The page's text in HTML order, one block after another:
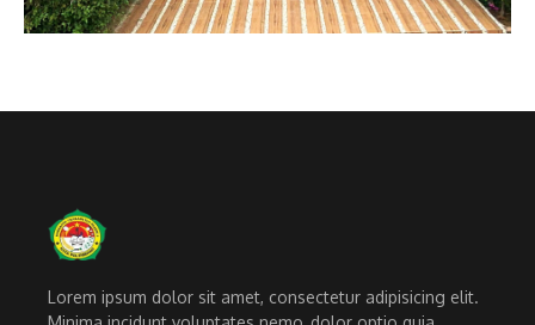
Lorem ipsum dolor sit amet, consectetur adipisicing elit.